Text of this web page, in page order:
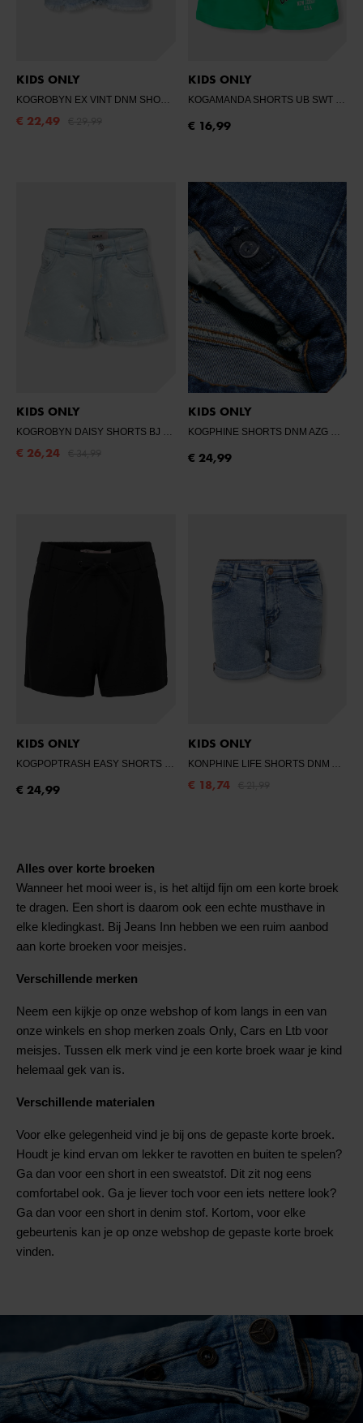
KIDS ONLY
- LIGHT BLUE DENIM
€ 22,49
KIDS ONLY
€ 16,99
KIDS ONLY
- LIGHT BLUE DENIM
€ 26,24
KIDS ONLY
€ 24,99
KIDS ONLY
- BLACK
€ 24,99
KIDS ONLY
€ 18,74
Alles over korte broeken
Wanneer het mooi weer is, is het altijd fijn om een korte broek
te dragen. Een short is daarom ook een echte musthave in
elke kledingkast. Bij Jeans Inn hebben we een ruim aanbod
aan korte broeken voor meisjes.
Verschillende merken
Neem een kijkje op onze webshop of kom langs in een van
onze winkels en shop merken zoals Only, Cars en Ltb voor
meisjes. Tussen elk merk vind je een korte broek waar je kind
helemaal gek van is.
Verschillende materialen
Voor elke gelegenheid vind je bij ons de gepaste korte broek.
Houdt je kind ervan om lekker te ravotten en buiten te spelen?
Ga dan voor een short in een sweatstof. Dit zit nog eens
comfortabel ook. Ga je liever toch voor een iets nettere look?
Ga dan voor een short in denim stof. Kortom, voor elke
gebeurtenis kan je op onze webshop de gepaste korte broek
vinden.